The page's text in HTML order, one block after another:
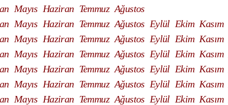
Mayıs Haziran Temmuz Ağustos
Mayıs Haziran Temmuz Ağustos Eylül Ekim Kasım
Mayıs Haziran Temmuz Ağustos Eylül Ekim Kasım
Mayıs Haziran Temmuz Ağustos Eylül Ekim Kasım
Mayıs Haziran Temmuz Ağustos Eylül Ekim Kasım
Mayıs Haziran Temmuz Ağustos Eylül Ekim Kasım
Mayıs Haziran Temmuz Ağustos Eylül Ekim Kasım